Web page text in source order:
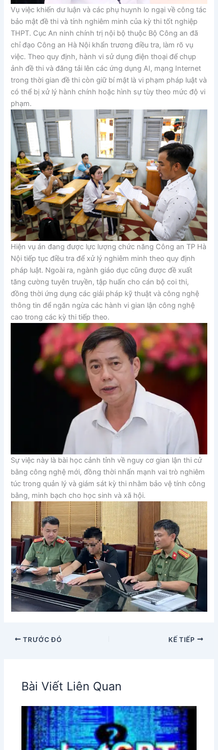
Vụ việc khiến dư luận và các phụ huynh lo ngại về công tác
bảo mật đề thi và tính nghiêm minh của kỳ thi tốt nghiệp
THPT. Cục An ninh chính trị nội bộ thuộc Bộ Công an đã
chỉ đạo Công an Hà Nội khẩn trương điều tra, làm rõ vụ
việc. Theo quy định, hành vi sử dụng điện thoại để chụp
ảnh đề thi và đăng tải lên các ứng dụng AI, mạng Internet
trong thời gian đề thi còn giữ bí mật là vi phạm pháp luật và
có thể bị xử lý hành chính hoặc hình sự tùy theo mức độ vi
phạm.
Hiện vụ án đang được lực lượng chức năng Công an TP Hà
Nội tiếp tục điều tra để xử lý nghiêm minh theo quy định
pháp luật. Ngoài ra, ngành giáo dục cũng được đề xuất
tăng cường tuyên truyền, tập huấn cho cán bộ coi thi,
đồng thời ứng dụng các giải pháp kỹ thuật và công nghệ
thông tin để ngăn ngừa các hành vi gian lận công nghệ
cao trong các kỳ thi tiếp theo.
Sự việc này là bài học cảnh tỉnh về nguy cơ gian lận thi cử
bằng công nghệ mới, đồng thời nhấn mạnh vai trò nghiêm
túc trong quản lý và giám sát kỳ thi nhằm bảo vệ tính công
bằng, minh bạch cho học sinh và xã hội.
TRƯỚC ĐÓ KẾ TIẾP
Bài Viết Liên Quan